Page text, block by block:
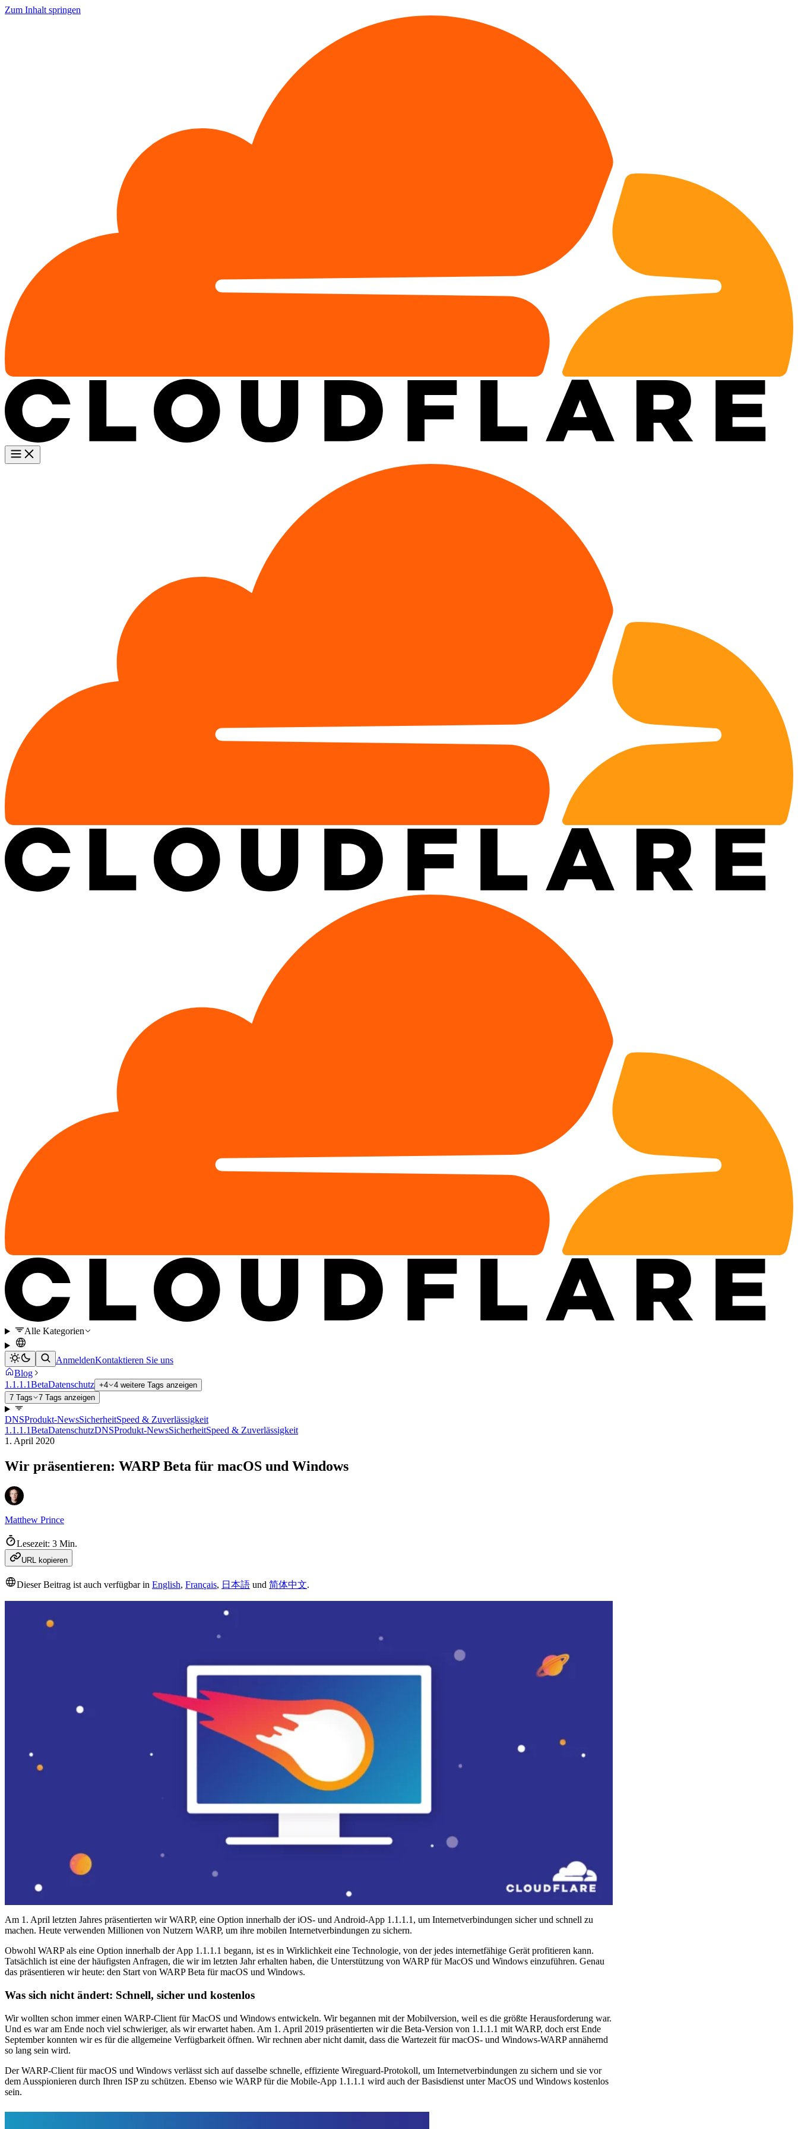
Zum Inhalt springen
Alle Kategorien
AnmeldenKontaktieren Sie uns
Blog
1.1.1.1BetaDatenschutz +4
4 weitere Tags anzeigen
7 Tags
7 Tags anzeigen
DNSProdukt-NewsSicherheitSpeed & Zuverlässigkeit
1.1.1.1BetaDatenschutzDNSProdukt-NewsSicherheitSpeed & Zuverlässigkeit
1. April 2020
Wir präsentieren: WARP Beta für macOS und Windows
Matthew Prince
Lesezeit: 3 Min.
URL kopieren
Dieser Beitrag ist auch verfügbar in English, Français, 日本語 und 简体中文.
Am 1. April letzten Jahres präsentierten wir WARP, eine Option innerhalb der iOS- und Android-App 1.1.1.1, um Internetverbindungen sicher und schnell zu
machen. Heute verwenden Millionen von Nutzern WARP, um ihre mobilen Internetverbindungen zu sichern.
Obwohl WARP als eine Option innerhalb der App 1.1.1.1 begann, ist es in Wirklichkeit eine Technologie, von der jedes internetfähige Gerät profitieren kann.
Tatsächlich ist eine der häufigsten Anfragen, die wir im letzten Jahr erhalten haben, die Unterstützung von WARP für MacOS und Windows einzuführen. Genau
das präsentieren wir heute: den Start von WARP Beta für macOS und Windows.
Was sich nicht ändert: Schnell, sicher und kostenlos
Wir wollten schon immer einen WARP-Client für MacOS und Windows entwickeln. Wir begannen mit der Mobilversion, weil es die größte Herausforderung war.
Und es war am Ende noch viel schwieriger, als wir erwartet haben. Am 1. April 2019 präsentierten wir die Beta-Version von 1.1.1.1 mit WARP, doch erst Ende
September konnten wir es für die allgemeine Verfügbarkeit öffnen. Wir rechnen aber nicht damit, dass die Wartezeit für macOS- und Windows-WARP annähernd
so lang sein wird.
Der WARP-Client für macOS und Windows verlässt sich auf dasselbe schnelle, effiziente Wireguard-Protokoll, um Internetverbindungen zu sichern und sie vor
dem Ausspionieren durch Ihren ISP zu schützen. Ebenso wie WARP für die Mobile-App 1.1.1.1 wird auch der Basisdienst unter MacOS und Windows kostenlos
sein.